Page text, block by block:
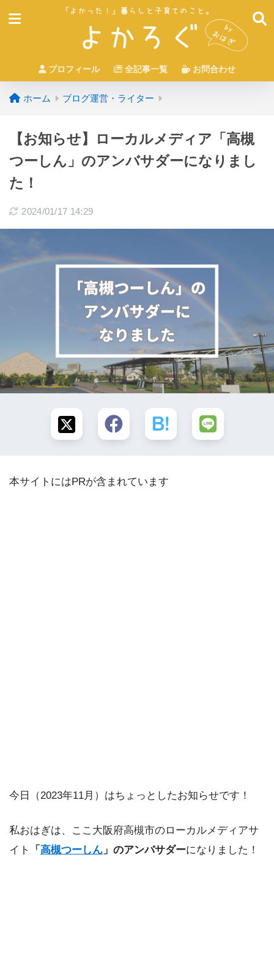
プロフィール 全記事一覧 お問合わせ
ホーム ブログ運営・ライター
【お知らせ】ローカルメディア「高槻
つーしん」のアンバサダーになりまし
た！
2024/01/17 14:29
本サイトにはPRが含まれています
今日（2023年11月）はちょっとしたお知らせです！
私おはぎは、ここ大阪府高槻市のローカルメディアサ
イト
「 高槻つーしん 」のアンバサダーになりました！